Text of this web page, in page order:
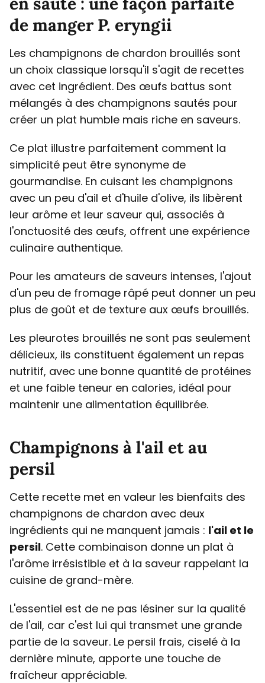
de manger P. eryngii
Les champignons de chardon brouillés sont
un choix classique lorsqu'il s'agit de recettes
avec cet ingrédient. Des œufs battus sont
mélangés à des champignons sautés pour
créer un plat humble mais riche en saveurs.
Ce plat illustre parfaitement comment la
simplicité peut être synonyme de
gourmandise. En cuisant les champignons
avec un peu d'ail et d'huile d'olive, ils libèrent
leur arôme et leur saveur qui, associés à
l'onctuosité des œufs, offrent une expérience
culinaire authentique.
Pour les amateurs de saveurs intenses, l'ajout
d'un peu de fromage râpé peut donner un peu
plus de goût et de texture aux œufs brouillés.
Les pleurotes brouillés ne sont pas seulement
délicieux, ils constituent également un repas
nutritif, avec une bonne quantité de protéines
et une faible teneur en calories, idéal pour
maintenir une alimentation équilibrée.
Champignons à l'ail et au
persil
Cette recette met en valeur les bienfaits des
champignons de chardon avec deux
ingrédients qui ne manquent jamais : l'ail et le
persil. Cette combinaison donne un plat à
l'arôme irrésistible et à la saveur rappelant la
cuisine de grand-mère.
L'essentiel est de ne pas lésiner sur la qualité
de l'ail, car c'est lui qui transmet une grande
partie de la saveur. Le persil frais, ciselé à la
dernière minute, apporte une touche de
fraîcheur appréciable.